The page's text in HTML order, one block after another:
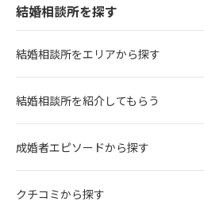
結婚相談所を探す
結婚相談所をエリアから探す
結婚相談所を紹介してもらう
成婚者エピソードから探す
クチコミから探す